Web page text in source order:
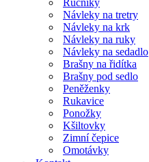
Ručníky
Návleky na tretry
Návleky na krk
Návleky na ruky
Návleky na sedadlo
Brašny na řidítka
Brašny pod sedlo
Peněženky
Rukavice
Ponožky
Kšiltovky
Zimní čepice
Omotávky